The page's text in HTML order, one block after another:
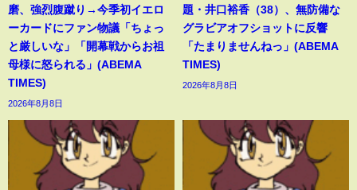
磨、強烈腹蹴り→今季初イエロ
ーカードにファン物議「ちょっ
と厳しいな」「開幕戦からお祖
母様に怒られる」(ABEMA
TIMES)
2026年8月8日
題・井口裕香（38）、無防備な
グラビアオフショットに反響
「たまりませんねっ」(ABEMA
TIMES)
2026年8月8日